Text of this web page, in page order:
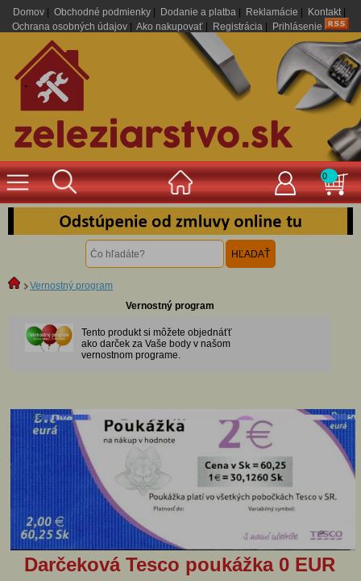
Domov Obchodné podmienky Dodanie a platba Reklamácie Kontakt|
Ochrana osobných údajov
Ako nakupovať Registrácia Prihlásenie
.
0
Vernostný program
Vernostný program
Tento produkt si môžete objednáťť
ako darček za Vaše body v našom
vernostnom programe.
Darčeková Tesco poukážka 0 EUR